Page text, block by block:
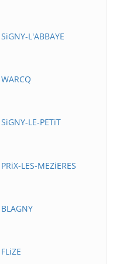
L'ABBAYE
LE-PETiT
LES-MEZiERES